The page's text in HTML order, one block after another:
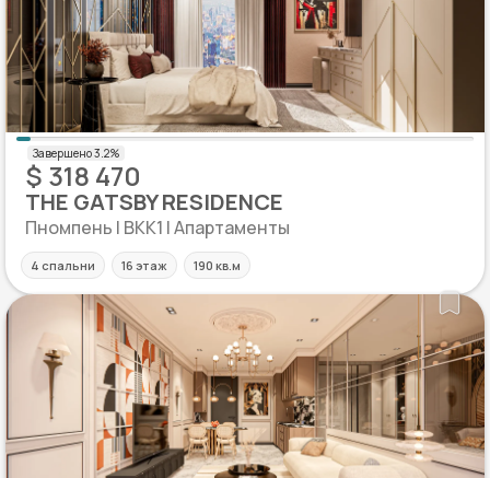
$ 318 470
THE GATSBY RESIDENCE
Пномпень | BKK1 | Апартаменты
4 спальни 16 этаж 190 кв.м